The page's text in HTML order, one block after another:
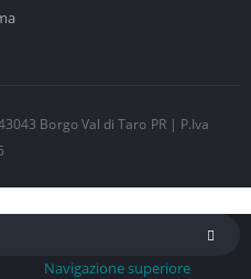
Borgo Val di Taro PR | P.Iva
Navigazione superiore